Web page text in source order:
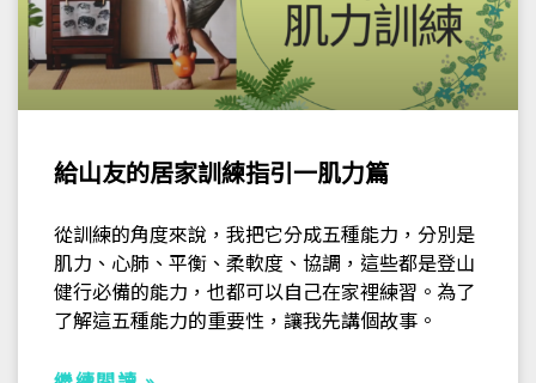
給山友的居家訓練指引一肌力篇
從訓練的角度來說，我把它分成五種能力，分別是
肌力、心肺、平衡、柔軟度、協調，這些都是登山
健行必備的能力，也都可以自己在家裡練習。為了
了解這五種能力的重要性，讓我先講個故事。